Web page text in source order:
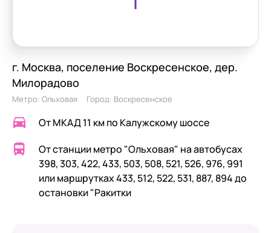
г. Москва, поселение Воскресенское, дер.
Милорадово
Метро: Ольховая Город: Воскресенское
От МКАД 11 км по Калужскому шоссе
От станции метро "Ольховая" на автобусах
398, 303, 422, 433, 503, 508, 521, 526, 976, 991
или маршрутках 433, 512, 522, 531, 887, 894 до
остановки "Ракитки